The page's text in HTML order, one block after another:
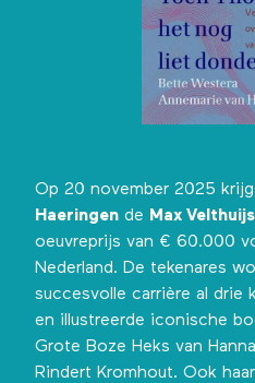
Op 20 november 2025
Haeringen de Max
oeuvreprijs van € 60.000
Nederland. De tekenares
succesvolle carrière al drie
en illustreerde iconische
Grote Boze Heks van
Rindert Kromhout. Ook